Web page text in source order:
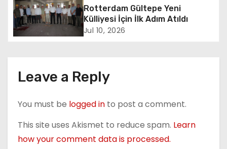
a
t
o
Rotterdam Gültepe Yeni
Külliyesi İçin İlk Adım Atıldı
Jul 10, 2026
Leave a Reply
You must be logged in to post a comment.
This site uses Akismet to reduce spam. Learn
how your comment data is processed.